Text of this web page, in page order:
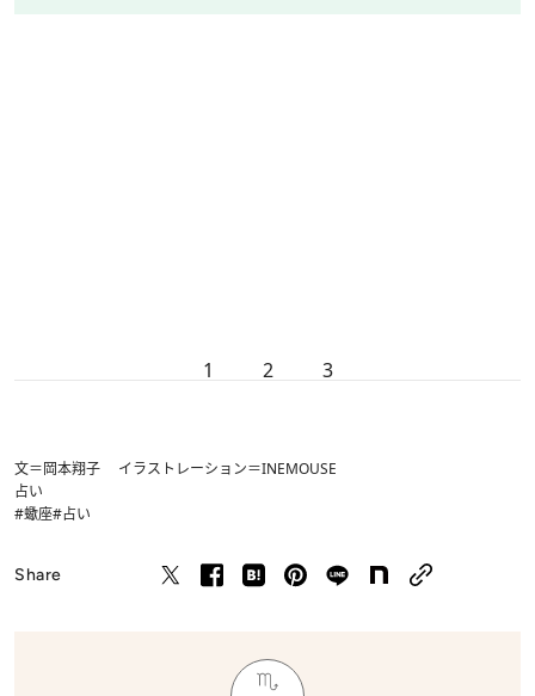
1 2 3
文＝岡本翔子 イラストレーション＝INEMOUSE
占い
#蠍座#占い
Share